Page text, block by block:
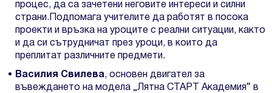
процес, да са зачетени неговите интереси и силни
страни.Подпомага учителите да работят в посока
проекти и връзка на уроците с реални ситуации, както
и да си сътрудничат през уроци, в които да
преплитат различните предмети.
Василия Свилева, основен двигател за
въвеждането на модела „Лятна СТАРТ Академия“ в